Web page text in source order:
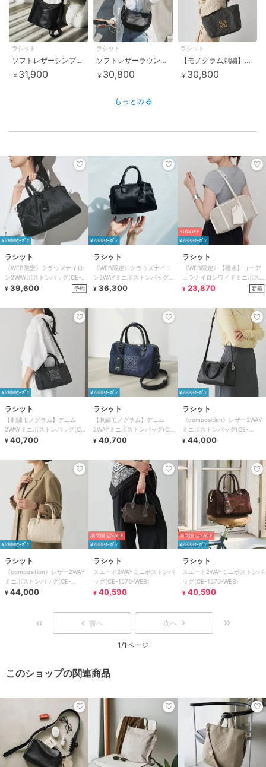
ラシット
ソフトレザーシンプルショルダーバッグ (CE-1328-WEB)
￥ 31,900
ラシット
ソフトレザーラウンドショルダーバッグ〈UNISEX〉(CE-1326)
￥ 30,800
ラシット
【モノグラム刺繍】コーデュラナイロン2WAYトートバッグ(CE-1776)
￥ 30,800
もっとみる
¥2888ｸｰﾎﾟﾝ
ラシット
《WEB限定》クラウズナイロ
ン2WAYボストンバッグ(CE-
1797-WEB)
¥ 39,600 予約
¥2888ｸｰﾎﾟﾝ
ラシット
《WEB限定》クラウズナイロ
ン2WAYミニボストンバッグ
(CE-1720-WEB)
¥ 36,300
30%OFF
¥2888ｸｰﾎﾟﾝ
ラシット
《WEB限定》【撥水】コーデ
ュラナイロンワイドミニボスト
ンバッグ（CE-1754）
¥ 23,870 新着
¥2888ｸｰﾎﾟﾝ
ラシット
【刺繍モノグラム】デニム
2WAYミニボストンバッグ(CE-
1773)
¥ 40,700
¥2888ｸｰﾎﾟﾝ
ラシット
【刺繍モノグラム】デニム
2WAYミニボストンバッグ(CE-
1773)
¥ 40,700
¥2888ｸｰﾎﾟﾝ
ラシット
《composition》レザー2WAY
ミニボストンバッグ(CE-
1684）
¥ 44,000
¥2888ｸｰﾎﾟﾝ
ラシット
《composition》レザー2WAY
ミニボストンバッグ(CE-
1684）
¥ 44,000
期間限定SALE
¥2888ｸｰﾎﾟﾝ
ラシット
スエード2WAYミニボストンバ
ッグ(CE-1570-WEB)
¥ 40,590
期間限定SALE
¥2888ｸｰﾎﾟﾝ
ラシット
スエード2WAYミニボストンバ
ッグ(CE-1570-WEB)
¥ 40,590
前へ 次へ
1/1ページ
このショップの関連商品